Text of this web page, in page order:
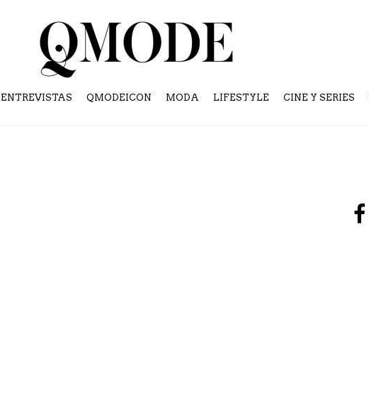
ENTREVISTAS QMODEICON MODA LIFESTYLE CINE Y SERIES